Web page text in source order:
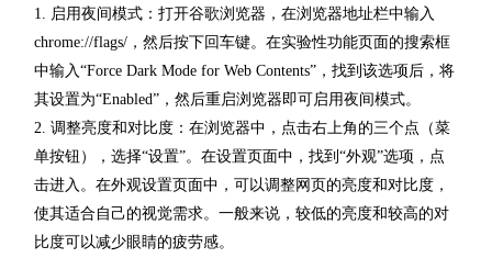
1. 启用夜间模式：打开谷歌浏览器，在浏览器地址栏中输入
chrome://flags/，然后按下回车键。在实验性功能页面的搜索框
中输入“Force Dark Mode for Web Contents”，找到该选项后，将
其设置为“Enabled”，然后重启浏览器即可启用夜间模式。
2. 调整亮度和对比度：在浏览器中，点击右上角的三个点（菜
单按钮），选择“设置”。在设置页面中，找到“外观”选项，点
击进入。在外观设置页面中，可以调整网页的亮度和对比度，
使其适合自己的视觉需求。一般来说，较低的亮度和较高的对
比度可以减少眼睛的疲劳感。